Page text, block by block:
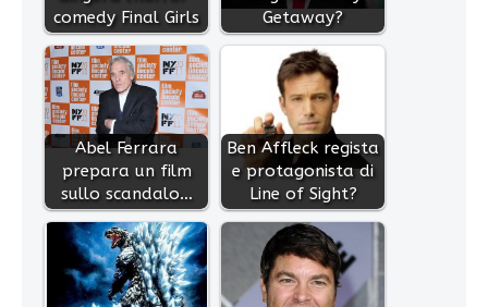
comedy Final Girls
Getaway?
Abel Ferrara
prepara un film
sullo scandalo…
Ben Affleck regista
e protagonista di
Line of Sight?